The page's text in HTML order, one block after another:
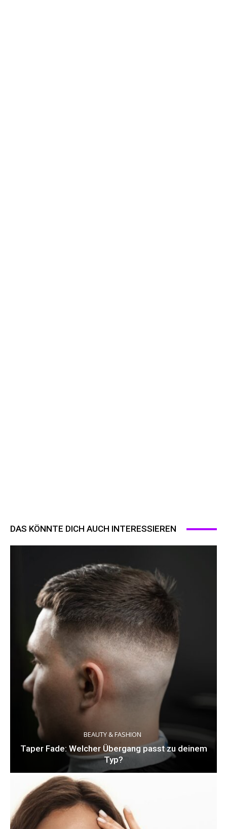
DAS KÖNNTE DICH AUCH INTERESSIEREN
BEAUTY & FASHION
Taper Fade: Welcher Übergang passt zu deinem
Typ?